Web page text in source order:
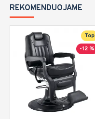
REKOMENDUOJAME
Top
-12 %